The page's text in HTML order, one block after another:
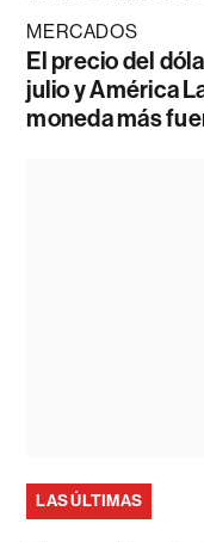
MERCADOS
El precio del
julio y América
moneda más
LAS ÚLTIMAS